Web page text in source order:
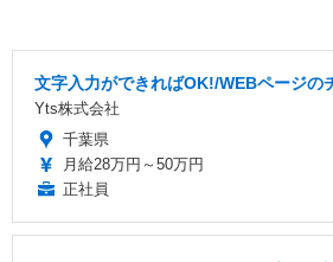
文字入力ができればOK!/WEBページの
Yts株式会社
千葉県
月給28万円～50万円
正社員